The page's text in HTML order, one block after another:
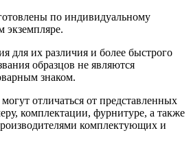
по индивидуальному
экземпляре.
для их различия и более быстрого
образцов не являются
знаком.
отличаться от представленных
комплектации, фурнитуре, а также
комплектующих и